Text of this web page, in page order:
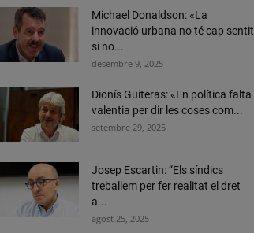
Michael Donaldson: «La
innovació urbana no té cap sentit
si no...
desembre 9, 2025
Dionís Guiteras: «En política falta
valentia per dir les coses com...
setembre 29, 2025
Josep Escartin: “Els síndics
treballem per fer realitat el dret
a...
agost 25, 2025